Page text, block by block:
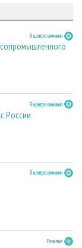
В центре внимания
В центре внимания
России
В центре внимания
Развитие